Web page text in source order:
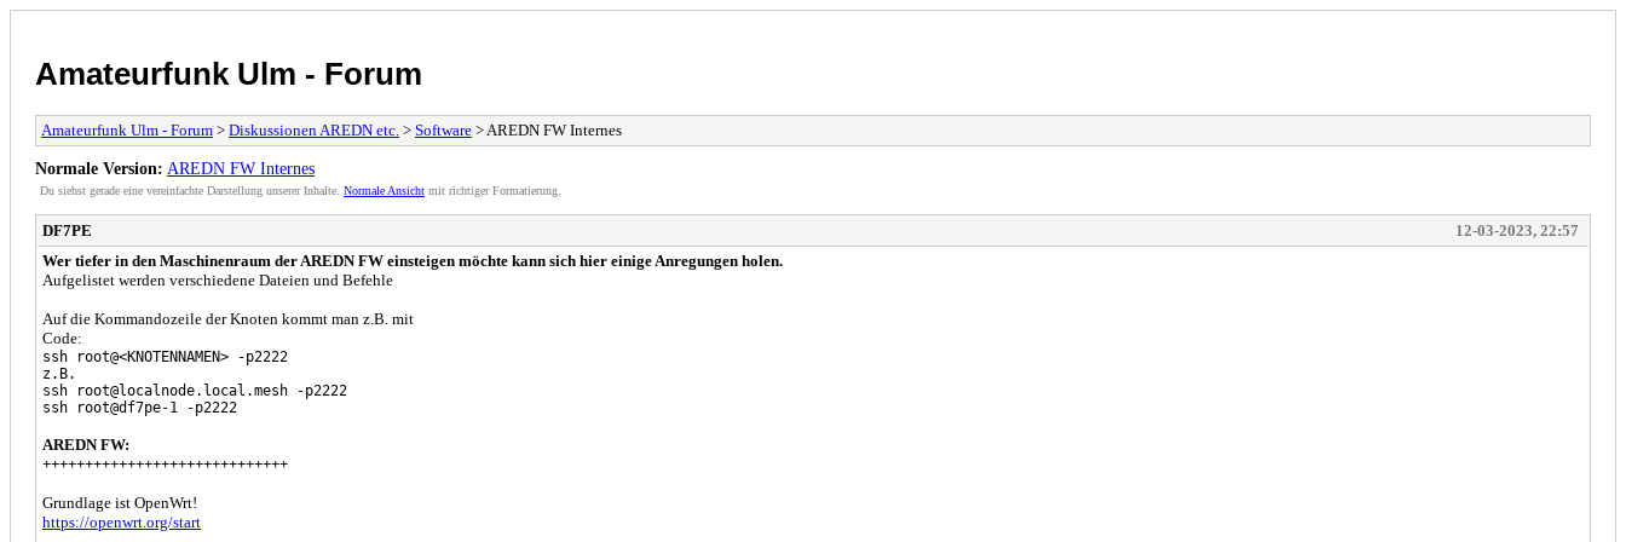
Amateurfunk Ulm - Forum
Amateurfunk Ulm - Forum > Diskussionen AREDN etc. > Software > AREDN FW Internes
Normale Version: AREDN FW Internes
Du siehst gerade eine vereinfachte Darstellung unserer Inhalte. Normale Ansicht mit richtiger Formatierung.
DF7PE
12-03-2023, 22:57
Wer tiefer in den Maschinenraum der AREDN FW einsteigen möchte kann sich hier einige Anregungen holen.
Aufgelistet werden verschiedene Dateien und Befehle
Auf die Kommandozeile der Knoten kommt man z.B. mit
Code:
ssh root@<KNOTENNAMEN> -p2222
z.B.
ssh root@localnode.local.mesh -p2222
ssh root@df7pe-1 -p2222
AREDN FW:
+++++++++++++++++++++++++++++
Grundlage ist OpenWrt!
https://openwrt.org/start